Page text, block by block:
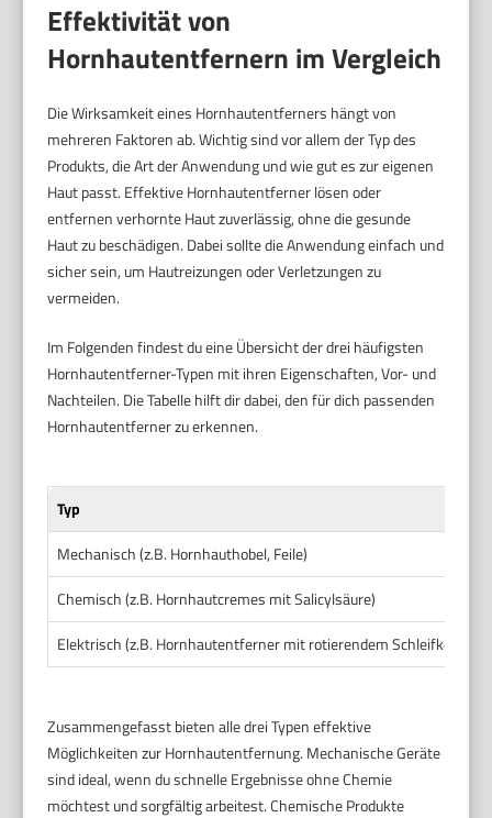
Effektivität von
Hornhautentfernern im Vergleich
Die Wirksamkeit eines Hornhautentferners hängt von
mehreren Faktoren ab. Wichtig sind vor allem der Typ des
Produkts, die Art der Anwendung und wie gut es zur eigenen
Haut passt. Effektive Hornhautentferner lösen oder
entfernen verhornte Haut zuverlässig, ohne die gesunde
Haut zu beschädigen. Dabei sollte die Anwendung einfach und
sicher sein, um Hautreizungen oder Verletzungen zu
vermeiden.
Im Folgenden findest du eine Übersicht der drei häufigsten
Hornhautentferner-Typen mit ihren Eigenschaften, Vor- und
Nachteilen. Die Tabelle hilft dir dabei, den für dich passenden
Hornhautentferner zu erkennen.
Typ
Mechanisch (z.B. Hornhauthobel, Feile)
Chemisch (z.B. Hornhautcremes mit Salicylsäure)
Elektrisch (z.B. Hornhautentferner mit rotierendem Schleifkopf)
Zusammengefasst bieten alle drei Typen effektive
Möglichkeiten zur Hornhautentfernung. Mechanische Geräte
sind ideal, wenn du schnelle Ergebnisse ohne Chemie
möchtest und sorgfältig arbeitest. Chemische Produkte